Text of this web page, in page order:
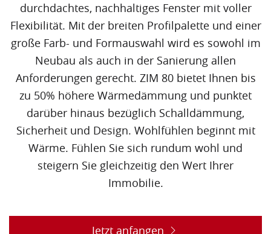
durchdachtes, nachhaltiges Fenster mit voller
Flexibilität. Mit der breiten Profilpalette und einer
große Farb- und Formauswahl wird es sowohl im
Neubau als auch in der Sanierung allen
Anforderungen gerecht. ZIM 80 bietet Ihnen bis
zu 50% höhere Wärmedämmung und punktet
darüber hinaus bezüglich Schalldämmung,
Sicherheit und Design. Wohlfühlen beginnt mit
Wärme. Fühlen Sie sich rundum wohl und
steigern Sie gleichzeitig den Wert Ihrer
Immobilie.
Jetzt anfangen